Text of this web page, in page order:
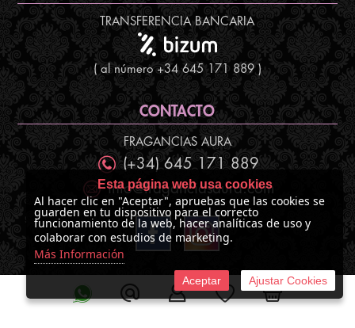
TRANSFERENCIA BANCARIA
( al número +34 645 171 889 )
CONTACTO
FRAGANCIAS AURA
(+34) 645 171 889
info@fraganciasaura.com
©2026 Fragancias Aura
Esta página web usa cookies
Al hacer clic en "Aceptar", apruebas que las cookies se
guarden en tu dispositivo para el correcto
funcionamiento de la web, hacer analíticas de uso y
colaborar con estudios de marketing.
Más Información
Aceptar Ajustar Cookies